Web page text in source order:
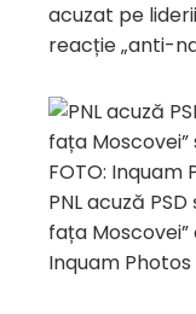
acuzat pe
reacție „anti-
PNL acuză
fața
Inquam Photos